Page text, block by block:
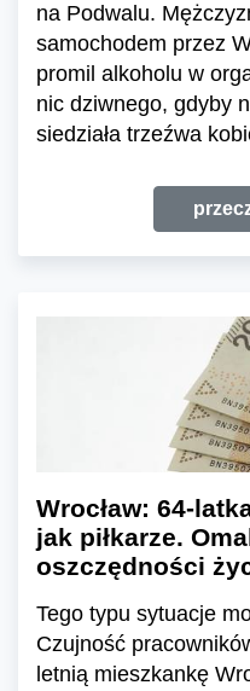
na Podwalu.
samochodem przez
promil alkoholu w
nic dziwnego, gdyby
siedziała trzeźwa
Wrocław: 64-
jak piłkarze.
oszczędności
Tego typu sytuacje
Czujność
letnią mieszkankę